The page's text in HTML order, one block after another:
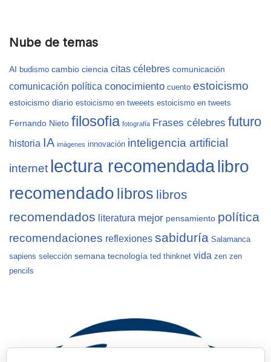
Nube de temas
AI budismo cambio ciencia citas célebres comunicación
comunicación política conocimiento cuento estoicismo
estoicismo diario estoicismo en tweeets estoicismo en tweets
Fernando Nieto filosofia fotografía Frases célebres futuro
historia IA imágenes innovación inteligencia artificial
internet lectura recomendadalibro
recomendado libros libros
recomendados literatura mejor pensamiento política
recomendaciones reflexiones sabiduría Salamanca
sapiens selección semana tecnología ted thinknet vida zen zen
pencils